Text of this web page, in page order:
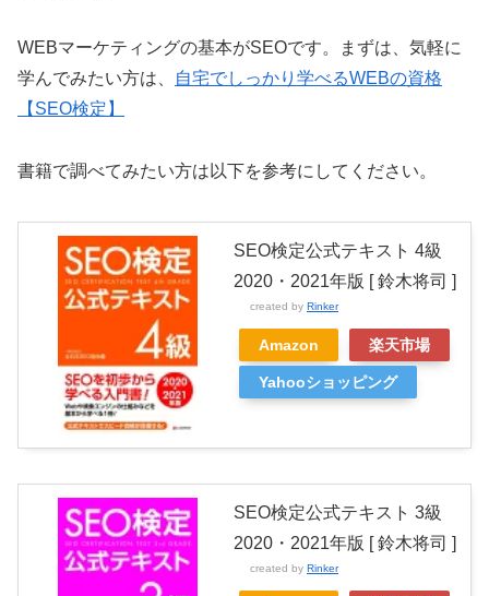
WEBマーケティングの基本がSEOです。まずは、気軽に
学んでみたい方は、
自宅でしっかり学べるWEBの資格
【SEO検定】
書籍で調べてみたい方は以下を参考にしてください。
SEO検定公式テキスト 4級
2020・2021年版 [ 鈴木将司 ]
created by Rinker
Amazon 楽天市場
Yahooショッピング
SEO検定公式テキスト 3級
2020・2021年版 [ 鈴木将司 ]
created by Rinker